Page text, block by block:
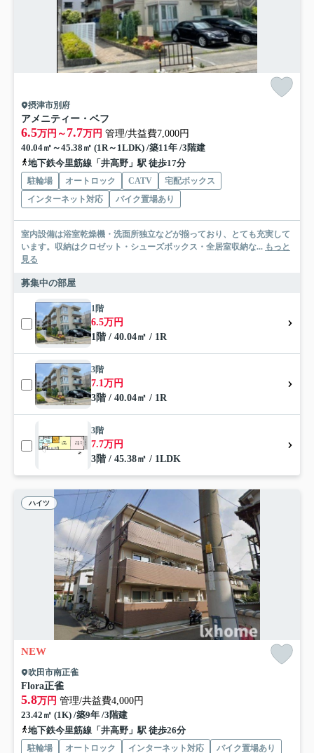
摂津市別府
アメニティー・ベフ
6.5万円～ 7.7万円 管理/共益費7,000円
40.04㎡～45.38㎡ (1R～1LDK) /築11年 /3階建
地下鉄今里筋線「井高野」駅 徒歩17分
駐輪場 オートロック CATV
宅配ボックス
インターネット対応
バイク置場あり
室内設備は浴室乾燥機・洗面所独立などが揃っており、とても充実して
います。収納はクロゼット・シューズボックス・全居室収納な... もっと
見る
募集中の部屋
1階
6.5万円
1階 / 40.04㎡ / 1R
3階
7.1万円
3階 / 40.04㎡ / 1R
3階
7.7万円
3階 / 45.38㎡ / 1LDK
ハイツ
NEW
吹田市南正雀
Flora正雀
5.8万円 管理/共益費4,000円
23.42㎡ (1K) /築9年 /3階建
地下鉄今里筋線「井高野」駅 徒歩26分
駐輪場 オートロック インターネット対応 バイク置場あり